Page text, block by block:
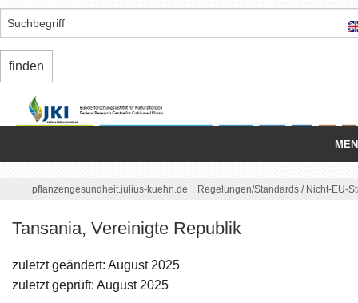
Einfuhr/Ausfuhr
pflanzengesundheit.julius-kuehn.de Regelungen/Standards / Nicht-EU-
Tansania, Vereinigte Republik
zuletzt geändert: August 2025
zuletzt geprüft: August 2025